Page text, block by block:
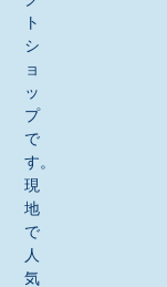
ト
シ
ョ
ッ
プ
で
す。
現
地
で
人
気